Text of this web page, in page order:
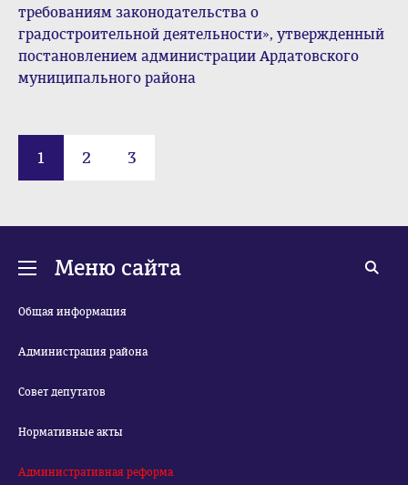
требованиям законодательства о
градостроительной деятельности», утвержденный
постановлением администрации Ардатовского
муниципального района
1 2 3
Меню сайта
Общая информация
Администрация района
Совет депутатов
Нормативные акты
Административная реформа